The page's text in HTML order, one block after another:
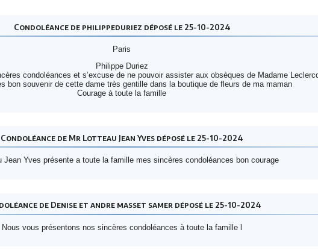
Condoléance de philippeduriez déposé le 25-10-2024
Paris
Philippe Duriez
condoléances et s’excuse de ne pouvoir assister aux obsèques de Madame
bon souvenir de cette dame très gentille dans la boutique de fleurs de ma maman
Courage à toute la famille
Condoléance de Mr Lotteau Jean Yves déposé le 25-10-2024
Jean Yves présente a toute la famille mes sincères condoléances bon courage
de Denise et andre masset samer déposé le 25-10-2024
Nous vous présentons nos sincères condoléances à toute la famille l